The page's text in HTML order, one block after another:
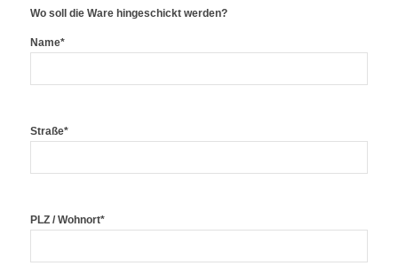
Wo soll die Ware hingeschickt werden?
Name*
Straße*
PLZ / Wohnort*